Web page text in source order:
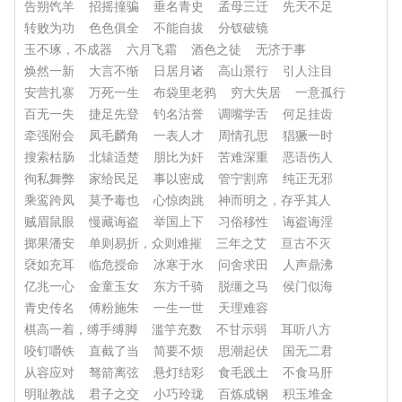
告朔饩羊 招摇撞骗 垂名青史 孟母三迁
先天不足
转败为功
色色俱全 不能自拔
分钗破镜
玉不琢，不成器
六月飞霜 酒色之徒
无济于事
焕然一新
大言不惭 日居月诸 高山景行
引人注目
安营扎寨
万死一生 布袋里老鸦 穷大失居
一意孤行
百无一失
捷足先登 钓名沽誉 调嘴学舌
何足挂齿
牵强附会
凤毛麟角 一表人才 周情孔思
猖獗一时
搜索枯肠
北辕适楚 朋比为奸 苦难深重
恶语伤人
徇私舞弊
家给民足 事以密成 管宁割席
纯正无邪
乘鸾跨凤
莫予毒也 心惊肉跳
神而明之，存乎其人
贼眉鼠眼
慢藏诲盗 举国上下 习俗移性
诲盗诲淫
掷果潘安
单则易折，众则难摧 三年之艾
亘古不灭
褎如充耳
临危授命 冰寒于水 问舍求田
人声鼎沸
亿兆一心
金童玉女 东方千骑 脱缰之马
侯门似海
青史传名
傅粉施朱 一生一世
天理难容
棋高一着，缚手缚脚
滥竽充数 不甘示弱
耳听八方
咬钉嚼铁
直截了当 简要不烦 思潮起伏
国无二君
从容应对
驽箭离弦 悬灯结彩 食毛践土
不食马肝
明耻教战
君子之交 小巧玲珑 百炼成钢 积玉堆金